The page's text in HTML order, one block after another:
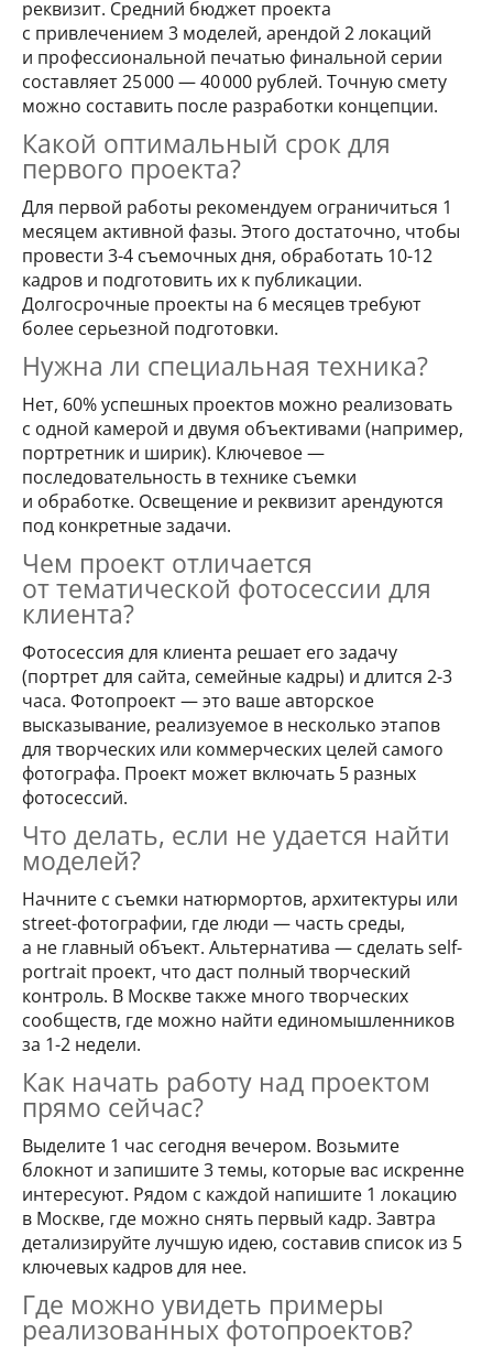
реквизит. Средний бюджет проекта
с привлечением 3 моделей, арендой 2 локаций
и профессиональной печатью финальной серии
составляет 25 000 — 40 000 рублей. Точную смету
можно составить после разработки концепции.
Какой оптимальный срок для
первого проекта?
Для первой работы рекомендуем ограничиться 1
месяцем активной фазы. Этого достаточно, чтобы
провести 3-4 съемочных дня, обработать 10-12
кадров и подготовить их к публикации.
Долгосрочные проекты на 6 месяцев требуют
более серьезной подготовки.
Нужна ли специальная техника?
Нет, 60% успешных проектов можно реализовать
с одной камерой и двумя объективами (например,
портретник и ширик). Ключевое —
последовательность в технике съемки
и обработке. Освещение и реквизит арендуются
под конкретные задачи.
Чем проект отличается
от тематической фотосессии для
клиента?
Фотосессия для клиента решает его задачу
(портрет для сайта, семейные кадры) и длится 2-3
часа. Фотопроект — это ваше авторское
высказывание, реализуемое в несколько этапов
для творческих или коммерческих целей самого
фотографа. Проект может включать 5 разных
фотосессий.
Что делать, если не удается найти
моделей?
Начните с съемки натюрмортов, архитектуры или
street-фотографии, где люди — часть среды,
а не главный объект. Альтернатива — сделать self-
portrait проект, что даст полный творческий
контроль. В Москве также много творческих
сообществ, где можно найти единомышленников
за 1-2 недели.
Как начать работу над проектом
прямо сейчас?
Выделите 1 час сегодня вечером. Возьмите
блокнот и запишите 3 темы, которые вас искренне
интересуют. Рядом с каждой напишите 1 локацию
в Москве, где можно снять первый кадр. Завтра
детализируйте лучшую идею, составив список из 5
ключевых кадров для нее.
Где можно увидеть примеры
реализованных фотопроектов?